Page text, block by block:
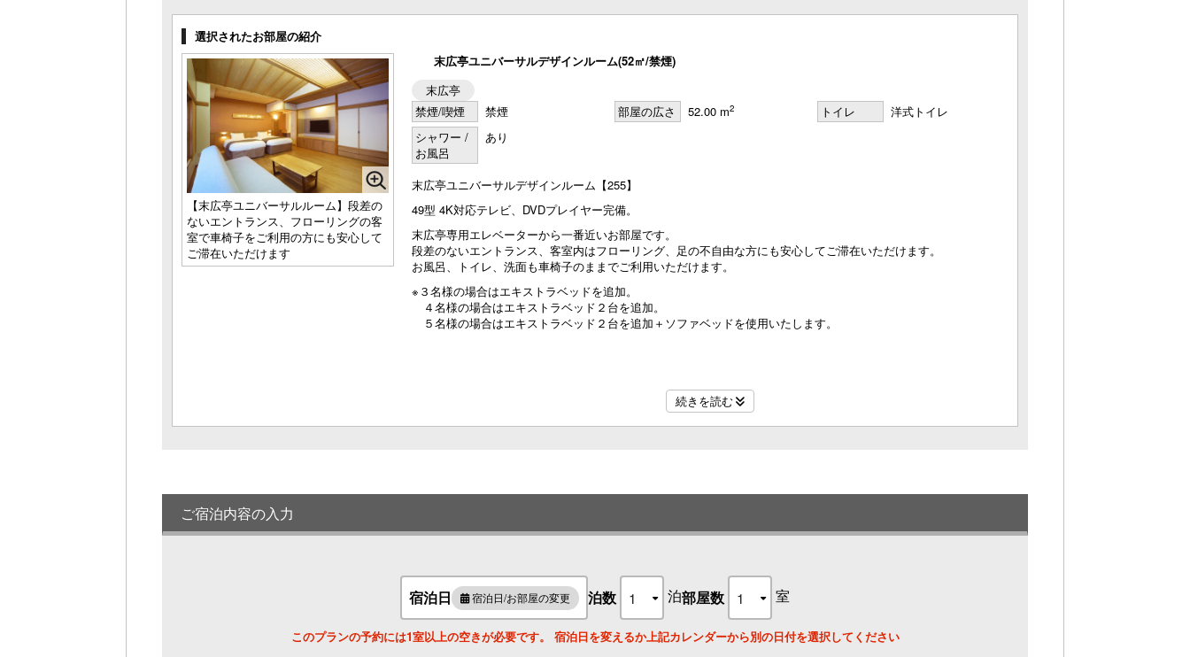
1名様料金27,500円～(2名
様1室利用時)
定員 2～4名様
雅亭和室(12.5畳/禁煙)
1名様料金22,000円～(2名
様1室利用時)
定員 1～6名様
【2023】リニューアル平安亭DX和モダ
ンTW＋TW＋和室(71㎡/禁煙)
1名様料金29,700円～(3名
様1室利用時)
定員 3～8名様
【2023】リニューアル平安亭和モダンシ
定員 2～6名様
様1室利用時)
定員 2～4名様
平安亭ダイニング付和室(51㎡/禁煙フロ
平安亭和室(角部屋12.5畳/禁煙)
選択されたお部屋の紹介
【末広亭ユニバーサルルーム】段差の
ないエントランス、フローリングの客
室で車椅子をご利用の方にも安心して
ご滞在いただけます
末広亭ユニバーサルデザインルーム(52㎡/禁煙)
末広亭
禁煙/喫煙
禁煙 部屋の広さ 52.00 m2 トイレ
洋式トイレ
シャワー /
お風呂
あり
末広亭ユニバーサルデザインルーム【255】
49型 4K対応テレビ、DVDプレイヤー完備。
末広亭専用エレベーターから一番近いお部屋です。
段差のないエントランス、客室内はフローリング、足の不自由な方にも安心してご滞在いただけます。
お風呂、トイレ、洗面も車椅子のままでご利用いただけます。
※３名様の場合はエキストラベッドを追加。
４名様の場合はエキストラベッド２台を追加。
５名様の場合はエキストラベッド２台を追加＋ソファベッドを使用いたします。
続きを読む
ご宿泊内容の入力
宿泊日 宿泊日/お部屋の変更 泊数 泊部屋数 室
このプランの予約には1室以上の空きが必要です。 宿泊日を変えるか上記カレンダーから別の日付を選択してください